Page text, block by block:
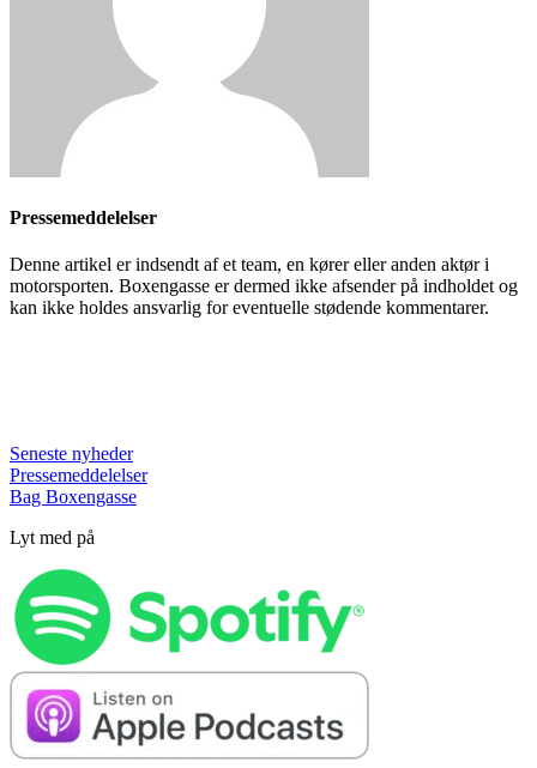
Pressemeddelelser
Denne artikel er indsendt af et team, en kører eller anden aktør i
motorsporten. Boxengasse er dermed ikke afsender på indholdet og
kan ikke holdes ansvarlig for eventuelle stødende kommentarer.
Seneste nyheder
Pressemeddelelser
Bag Boxengasse
Lyt med på